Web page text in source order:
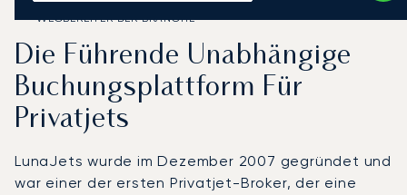
WEGBEREITER DER BRANCHE
Die Führende Unabhängige
Buchungsplattform Für
Privatjets
LunaJets wurde im Dezember 2007 gegründet und
war einer der ersten Privatjet-Broker, der eine